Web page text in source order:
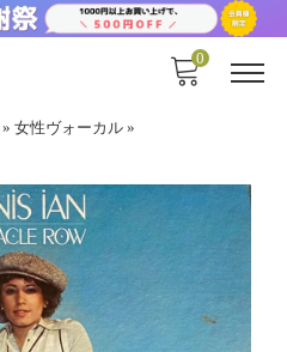
0
» 女性ヴォーカル »